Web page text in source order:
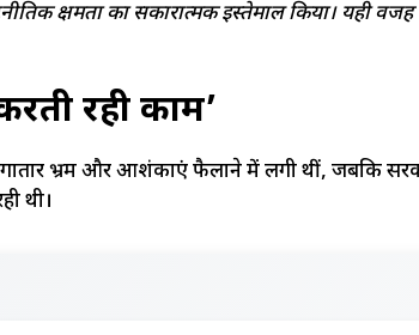
क्षमता का सकारात्मक इस्तेमाल किया। यही वजह
रही काम’
भ्रम और आशंकाएं फैलाने में लगी थीं, जबकि
थी।